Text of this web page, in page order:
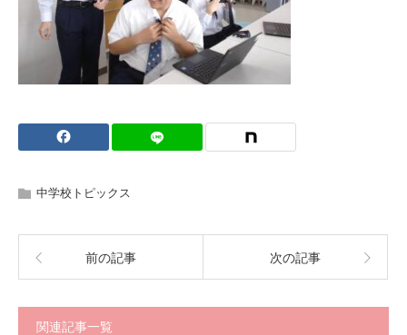
中学校トピックス
前の記事 次の記事
関連記事一覧